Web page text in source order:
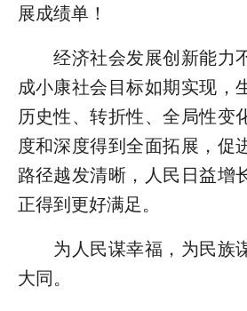
展成绩单！
经济社会发展创新能力
成小康社会目标如期实现，
历史性、转折性、全局性变
度和深度得到全面拓展，促
路径越发清晰，人民日益增
正得到更好满足。
为人民谋幸福，为民族
大同。